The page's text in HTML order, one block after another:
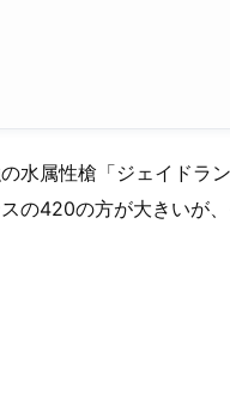
水属性槍「ジェイドラ
の420の方が大きいが